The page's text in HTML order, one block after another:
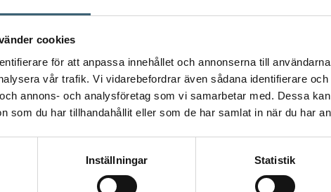
cookies
för att anpassa innehållet och annonserna till
vår trafik. Vi vidarebefordrar även sådana identifierare
annons- och analysföretag som vi samarbetar med. Dessa
som du har tillhandahållit eller som de har samlat in när du har
Inställningar Statistik